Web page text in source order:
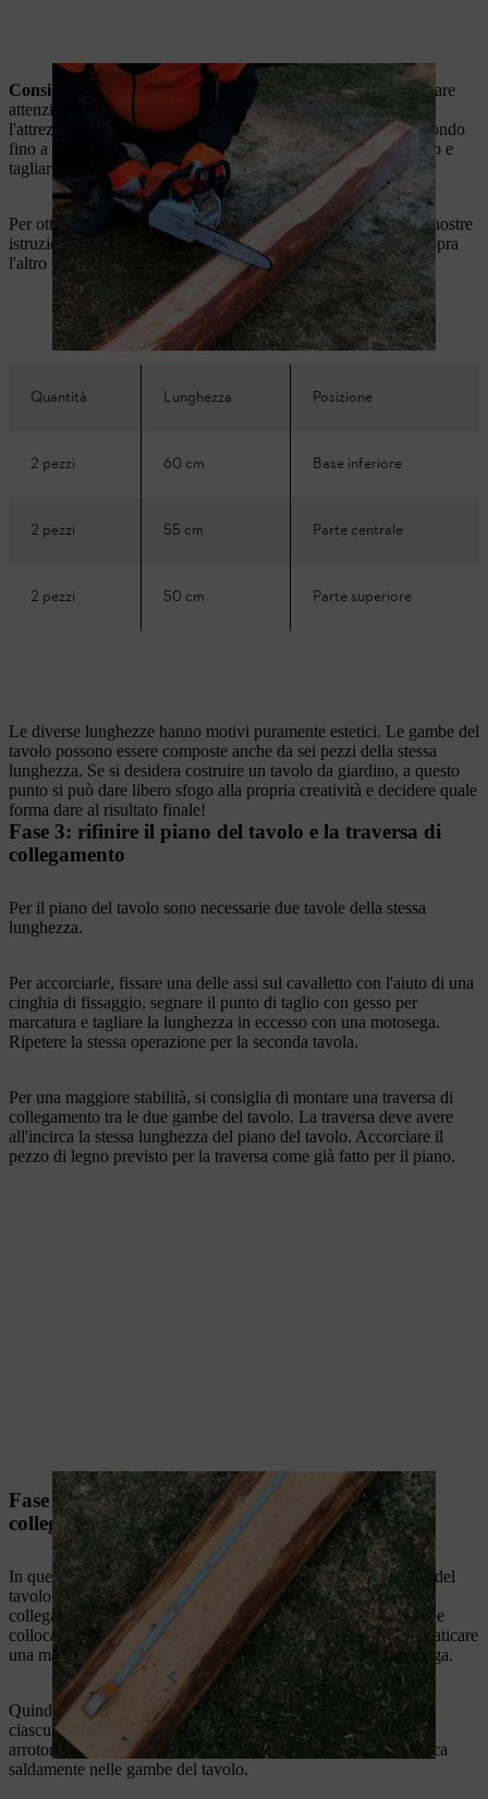
Consiglio degli esperti di STIHL:
durante il taglio a misura fare
attenzione a non toccare il terreno con la motosega, altrimenti
l'attrezzo potrebbe usurarsi precocemente. Segare il legname tondo
fino a circa tre quarti del diametro, quindi capovolgere il tronco e
tagliarlo nello stesso punto, ma sul lato opposto.
Per ottenere un tavolo da giardino come quello presente nelle nostre
istruzioni, impiliamo tre pezzi di lunghezza decrescente uno sopra
l'altro per ciascuna gamba:
Quantità Lunghezza Posizione
2 pezzi 60 cm Base inferiore
2 pezzi 55 cm Parte centrale
2 pezzi 50 cm Parte superiore
Le diverse lunghezze hanno motivi puramente estetici. Le gambe del
tavolo possono essere composte anche da sei pezzi della stessa
lunghezza. Se si desidera costruire un tavolo da giardino, a questo
punto si può dare libero sfogo alla propria creatività e decidere quale
forma dare al risultato finale!
Fase 3: rifinire il piano del tavolo e la traversa di
collegamento
Per il piano del tavolo sono necessarie due tavole della stessa
lunghezza.
Per accorciarle, fissare una delle assi sul cavalletto con l'aiuto di una
cinghia di fissaggio, segnare il punto di taglio con gesso per
marcatura e tagliare la lunghezza in eccesso con una motosega.
Ripetere la stessa operazione per la seconda tavola.
Per una maggiore stabilità, si consiglia di montare una traversa di
collegamento tra le due gambe del tavolo. La traversa deve avere
all'incirca la stessa lunghezza del piano del tavolo. Accorciare il
pezzo di legno previsto per la traversa come già fatto per il piano.
Fase 4: realizzare l'intaglio per la traversa di
collegamento
In questo passaggio, i pezzi di legno più in basso delle gambe del
tavolo vengono adattati alla forma della traversa di
collegamento. Posizionare i due pezzi di legno inferiori a terra e
collocare la traversa di collegamento al centro sopra di essi. Praticare
una marcatura a sinistra e a destra della traversa con la motosega.
Quindi rimettere da parte il legno ed effettuare un taglio a V in
ciascun tronco. Dare all'intaglio una forma il più possibile
arrotondata con la motosega, in modo che la traversa si inserisca
saldamente nelle gambe del tavolo.